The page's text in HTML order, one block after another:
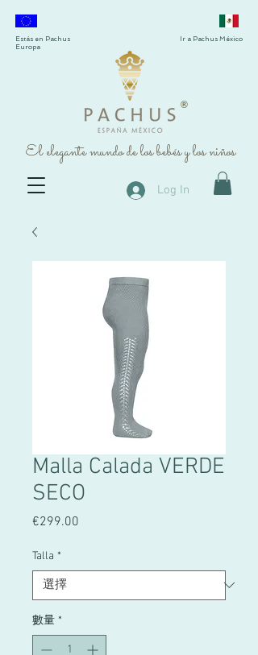
®
El elegante mundo de los bebés y los niños
Estás en Pachus
Europa
Ir a Pachus México
Log In
Malla Calada VERDE
SECO
€299.00
Talla *
數量 *